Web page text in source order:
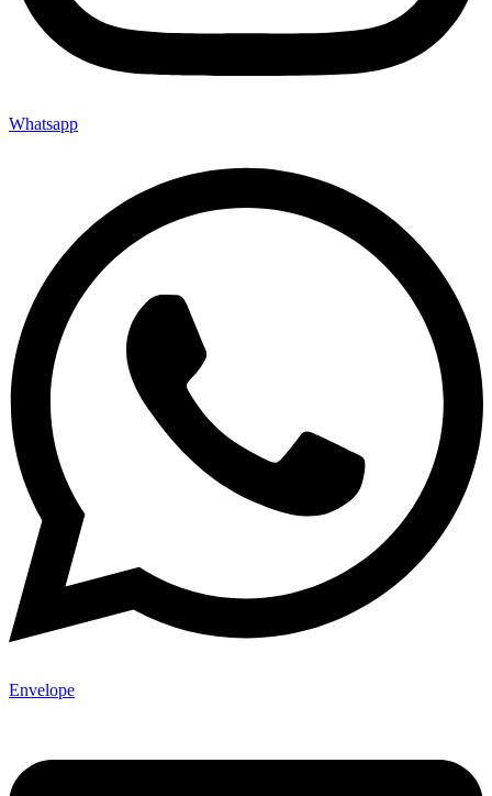
Whatsapp
Envelope